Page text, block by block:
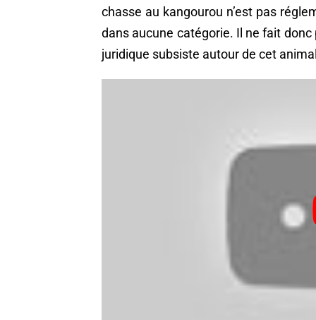
chasse au kangourou n’est pas
dans aucune catégorie. Il ne fait
juridique subsiste autour de cet